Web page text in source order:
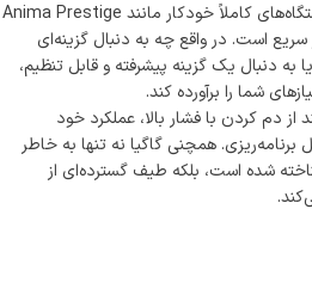
قهوه‌سازهایی با دیگ دوگانه و دستگاه‌های کاملاً خودکار مانند Anima Prestige
سریع است. در واقع چه به دنبال گزینه‌ای
دنبال یک گزینه پیشرفته و قابل تنظیم،
شما را برآورده کند.
از دم کردن با فشار بالا، عملکرد خود
همچنی گاگیا نه تنها به خاطر
شده است، بلکه طیف گسترده‌ای از